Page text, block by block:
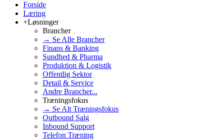
Forside
Læring
+Løsninger
Brancher
→ Se Alle Brancher
Finans & Banking
Sundhed & Pharma
Produktion & Logistik
Offentlig Sektor
Detail & Service
Andre Brancher...
Træningsfokus
→ Se Alt Træningsfokus
Outbound Salg
Inbound Support
Telefon Træning